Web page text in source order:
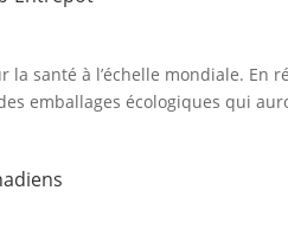
santé à l’échelle mondiale.
emballages écologiques qui